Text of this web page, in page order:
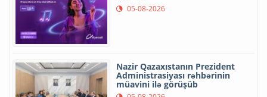
05-08-2026
Nazir Qazaxıstanın Prezident
Administrasiyası rəhbərinin
müavini ilə görüşüb